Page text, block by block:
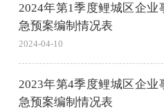
2024年第1季度鲤城区企
急预案编制情况表
2024-04-10
2023年第4季度鲤城区企
急预案编制情况表